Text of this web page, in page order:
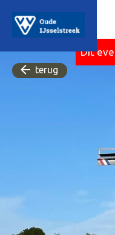
Dit
terug